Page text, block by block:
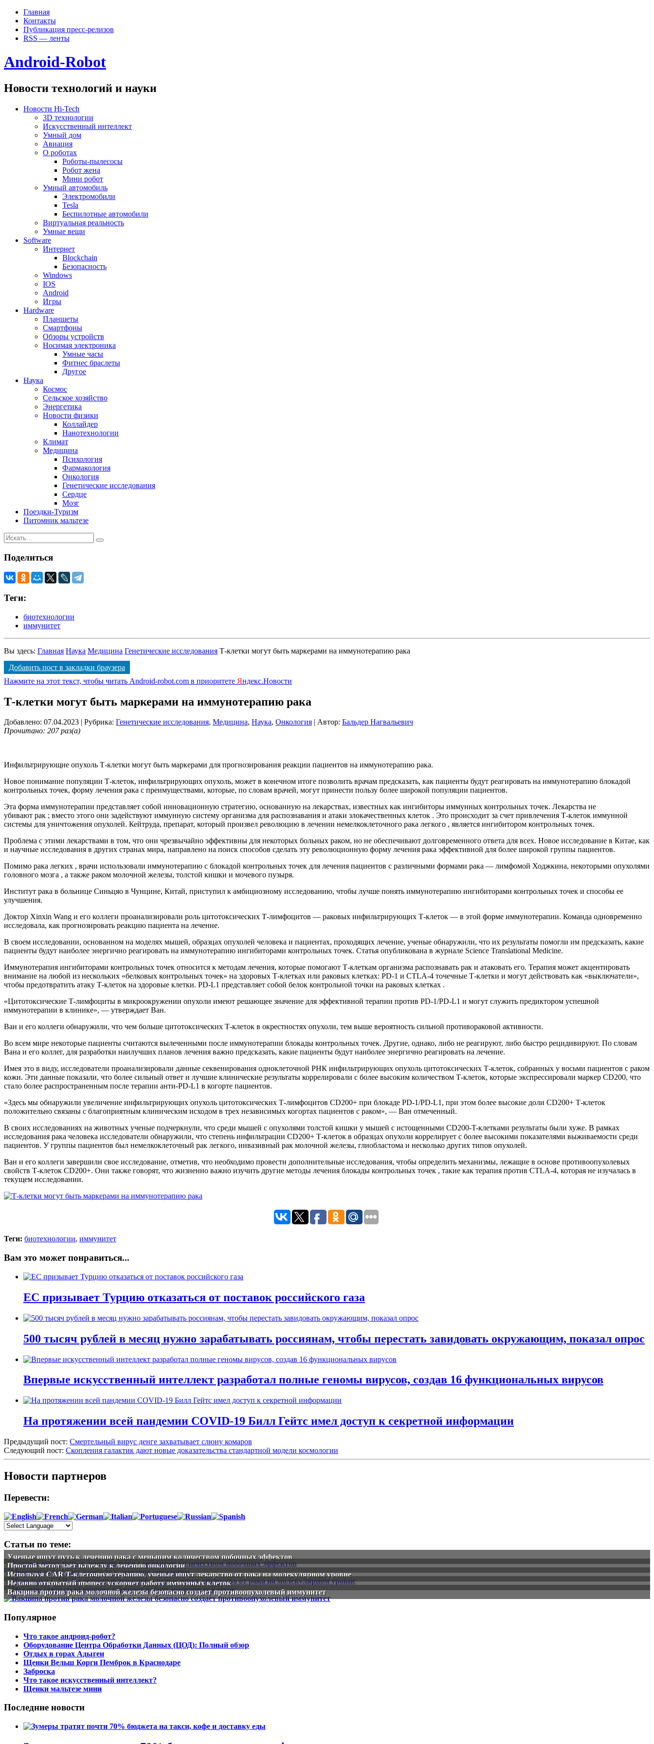
Главная
Контакты
Публикация пресс-релизов
RSS — ленты
Android-Robot
Новости технологий и науки
Новости Hi-Tech
3D технологии
Искусственный интеллект
Умный дом
Авиация
О роботах
Роботы-пылесосы
Робот жена
Мини робот
Умный автомобиль
Электромобили
Tesla
Беспилотные автомобили
Виртуальная реальность
Умные вещи
Software
Интернет
Blockchain
Безопасность
Windows
IOS
Android
Игры
Hardware
Планшеты
Смартфоны
Обзоры устройств
Носимая электроника
Умные часы
Фитнес браслеты
Другое
Наука
Космос
Сельское хозяйство
Энергетика
Новости физики
Коллайдер
Нанотехнологии
Климат
Медицина
Психология
Фармакология
Онкология
Генетические исследования
Сердце
Мозг
Поездки-Туризм
Питомник мальтезе
Поделиться
Теги:
биотехнологии
иммунитет
Вы здесь: Главная Наука Медицина Генетические исследования Т-клетки могут быть маркерами на иммунотерапию рака
Добавить пост в закладки браузера
Нажмите на этот текст, чтобы читать Android-robot.com в приоритете Яндекс.Новости
Т-клетки могут быть маркерами на иммунотерапию рака
Добавлено: 07.04.2023 | Рубрика: Генетические исследования, Медицина, Наука, Онкология | Автор: Бальдер Нагвальевич
Прочитано: 207 раз(а)
Инфильтрирующие опухоль Т-клетки могут быть маркерами для прогнозирования реакции пациентов на иммунотерапию рака.
Новое понимание популяции Т-клеток, инфильтрирующих опухоль, может в конечном итоге позволить врачам предсказать, как пациенты будут реагировать на иммунотерапию блокадой
контрольных точек, форму лечения рака с преимуществами, которые, по словам врачей, могут принести пользу более широкой популяции пациентов.
Эта форма иммунотерапии представляет собой инновационную стратегию, основанную на лекарствах, известных как ингибиторы иммунных контрольных точек. Лекарства не
убивают рак ; вместо этого они задействуют иммунную систему организма для распознавания и атаки злокачественных клеток . Это происходит за счет привлечения Т-клеток иммунной
системы для уничтожения опухолей. Кейтруда, препарат, который произвел революцию в лечении немелкоклеточного рака легкого , является ингибитором контрольных точек.
Проблема с этими лекарствами в том, что они чрезвычайно эффективны для некоторых больных раком, но не обеспечивают долговременного ответа для всех. Новое исследование в Китае, как
и научные исследования в других странах мира, направлено на поиск способов сделать эту революционную форму лечения рака эффективной для более широкой группы пациентов.
Помимо рака легких , врачи использовали иммунотерапию с блокадой контрольных точек для лечения пациентов с различными формами рака — лимфомой Ходжкина, некоторыми опухолями
головного мозга , а также раком молочной железы, толстой кишки и мочевого пузыря.
Институт рака в больнице Синьцяо в Чунцине, Китай, приступил к амбициозному исследованию, чтобы лучше понять иммунотерапию ингибиторами контрольных точек и способы ее
улучшения.
Доктор Xinxin Wang и его коллеги проанализировали роль цитотоксических Т-лимфоцитов — раковых инфильтрирующих Т-клеток — в этой форме иммунотерапии. Команда одновременно
исследовала, как прогнозировать реакцию пациента на лечение.
В своем исследовании, основанном на моделях мышей, образцах опухолей человека и пациентах, проходящих лечение, ученые обнаружили, что их результаты помогли им предсказать, какие
пациенты будут наиболее энергично реагировать на иммунотерапию ингибиторами контрольных точек. Статья опубликована в журнале Science Translational Medicine.
Иммунотерапия ингибиторами контрольных точек относится к методам лечения, которые помогают Т-клеткам организма распознавать рак и атаковать его. Терапия может акцентировать
внимание на любой из нескольких «белковых контрольных точек» на здоровых Т-клетках или раковых клетках: PD-1 и CTLA-4 точечные Т-клетки и могут действовать как «выключатели»,
чтобы предотвратить атаку Т-клеток на здоровые клетки. PD-L1 представляет собой белок контрольной точки на раковых клетках .
«Цитотоксические Т-лимфоциты в микроокружении опухоли имеют решающее значение для эффективной терапии против PD-1/PD-L1 и могут служить предиктором успешной
иммунотерапии в клинике», — утверждает Ван.
Ван и его коллеги обнаружили, что чем больше цитотоксических Т-клеток в окрестностях опухоли, тем выше вероятность сильной противораковой активности.
Во всем мире некоторые пациенты считаются вылеченными после иммунотерапии блокады контрольных точек. Другие, однако, либо не реагируют, либо быстро рецидивируют. По словам
Вана и его коллег, для разработки наилучших планов лечения важно предсказать, какие пациенты будут наиболее энергично реагировать на лечение.
Имея это в виду, исследователи проанализировали данные секвенирования одноклеточной РНК инфильтрирующих опухоль цитотоксических Т-клеток, собранных у восьми пациентов с раком
кожи. Эти данные показали, что более сильный ответ и лучшие клинические результаты коррелировали с более высоким количеством Т-клеток, которые экспрессировали маркер CD200, что
стало более распространенным после терапии анти-PD-L1 в когорте пациентов.
«Здесь мы обнаружили увеличение инфильтрирующих опухоль цитотоксических Т-лимфоцитов CD200+ при блокаде PD-1/PD-L1, при этом более высокие доли CD200+ Т-клеток
положительно связаны с благоприятным клиническим исходом в трех независимых когортах пациентов с раком», — Ван отмеченный.
В своих исследованиях на животных ученые подчеркнули, что среди мышей с опухолями толстой кишки у мышей с истощенными CD200-T-клетками результаты были хуже. В рамках
исследования рака человека исследователи обнаружили, что степень инфильтрации CD200+ Т-клеток в образцах опухоли коррелирует с более высокими показателями выживаемости среди
пациентов. У группы пациентов был немелкоклеточный рак легкого, инвазивный рак молочной железы, глиобластома и несколько других типов опухолей.
Ван и его коллеги завершили свое исследование, отметив, что необходимо провести дополнительные исследования, чтобы определить механизмы, лежащие в основе противоопухолевых
свойств Т-клеток CD200+. Они также говорят, что жизненно важно изучить другие методы лечения блокады контрольных точек , такие как терапия против CTLA-4, которая не изучалась в
текущем исследовании.
Теги: биотехнологии, иммунитет
Вам это может понравиться...
ЕС призывает Турцию отказаться от поставок российского газа
500 тысяч рублей в месяц нужно зарабатывать россиянам, чтобы перестать завидовать окружающим, показал опрос
Впервые искусственный интеллект разработал полные геномы вирусов, создав 16 функциональных вирусов
На протяжении всей пандемии COVID-19 Билл Гейтс имел доступ к секретной информации
Предыдущий пост: Смертельный вирус денге захватывает слюну комаров
Следующий пост: Скопления галактик дают новые доказательства стандартной модели космологии
Новости партнеров
Перевести:
Статьи по теме:
Ученые ищут путь к лечению рака с меньшим количеством побочных эффектов
Простой метод дает надежду к лечению онкологии
Используя CAR Т-клеточную терапию, ученые ищут лекарство от рака на молекулярном уровне
Недавно открытый процесс ускоряет работу иммунных клеток
Вакцина против рака молочной железы безопасно создает противоопухолевый иммунитет
Популярное
Что такое андроид-робот?
Оборудование Центра Обработки Данных (ЦОД): Полный обзор
Отдых в горах Адыгеи
Щенки Вельш Корги Пемброк в Краснодаре
Заброска
Что такое искусственный интеллект?
Щенки мальтезе мини
Последние новости